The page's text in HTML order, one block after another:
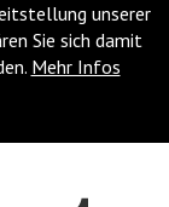
unserer
Sie sich damit
Mehr Infos